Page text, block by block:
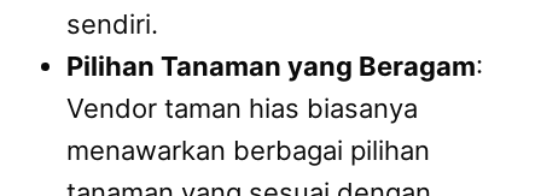
sendiri.
Pilihan Tanaman yang Beragam:
Vendor taman hias biasanya
menawarkan berbagai pilihan